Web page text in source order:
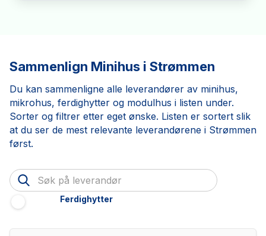
Sammenlign Minihus i Strømmen
Du kan sammenligne alle leverandører av minihus,
mikrohus, ferdighytter og modulhus i listen under.
Sorter og filtrer etter eget ønske. Listen er sortert slik
at du ser de mest relevante leverandørene i Strømmen
først.
Ferdighytter